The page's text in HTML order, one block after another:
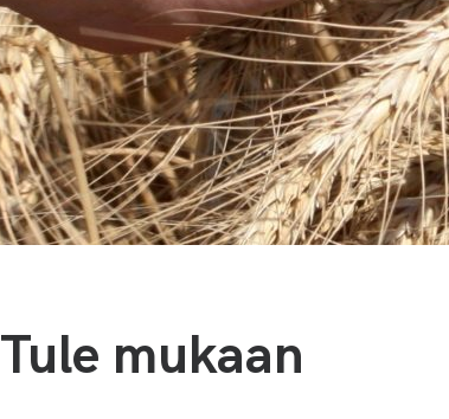
Tule mukaan